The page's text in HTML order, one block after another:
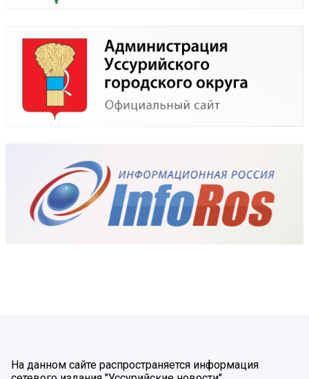
На данном сайте распространяется информация